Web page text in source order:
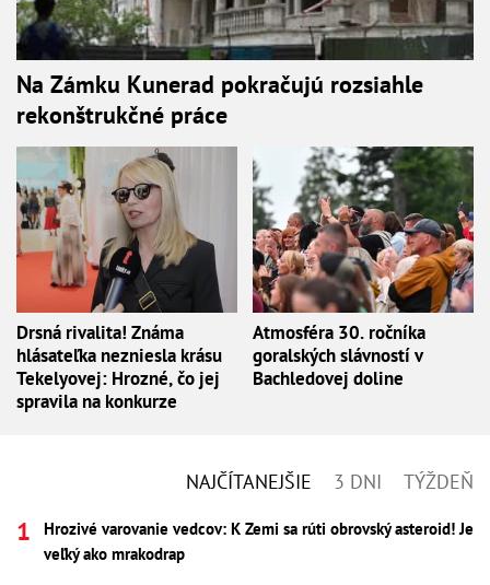
Na Zámku Kunerad pokračujú rozsiahle
rekonštrukčné práce
Drsná rivalita! Známa
hlásateľka nezniesla krásu
Tekelyovej: Hrozné, čo jej
spravila na konkurze
Atmosféra 30. ročníka
goralských slávností v
Bachledovej doline
NAJČÍTANEJŠIE 3 DNI TÝŽDEŇ
Hrozivé varovanie vedcov: K Zemi sa rúti obrovský asteroid! Je
veľký ako mrakodrap